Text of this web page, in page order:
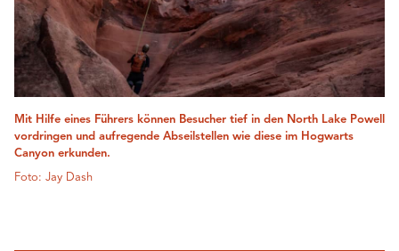
Mit Hilfe eines Führers können Besucher tief in den North Lake Powell
vordringen und aufregende Abseilstellen wie diese im Hogwarts
Canyon erkunden.
Foto: Jay Dash